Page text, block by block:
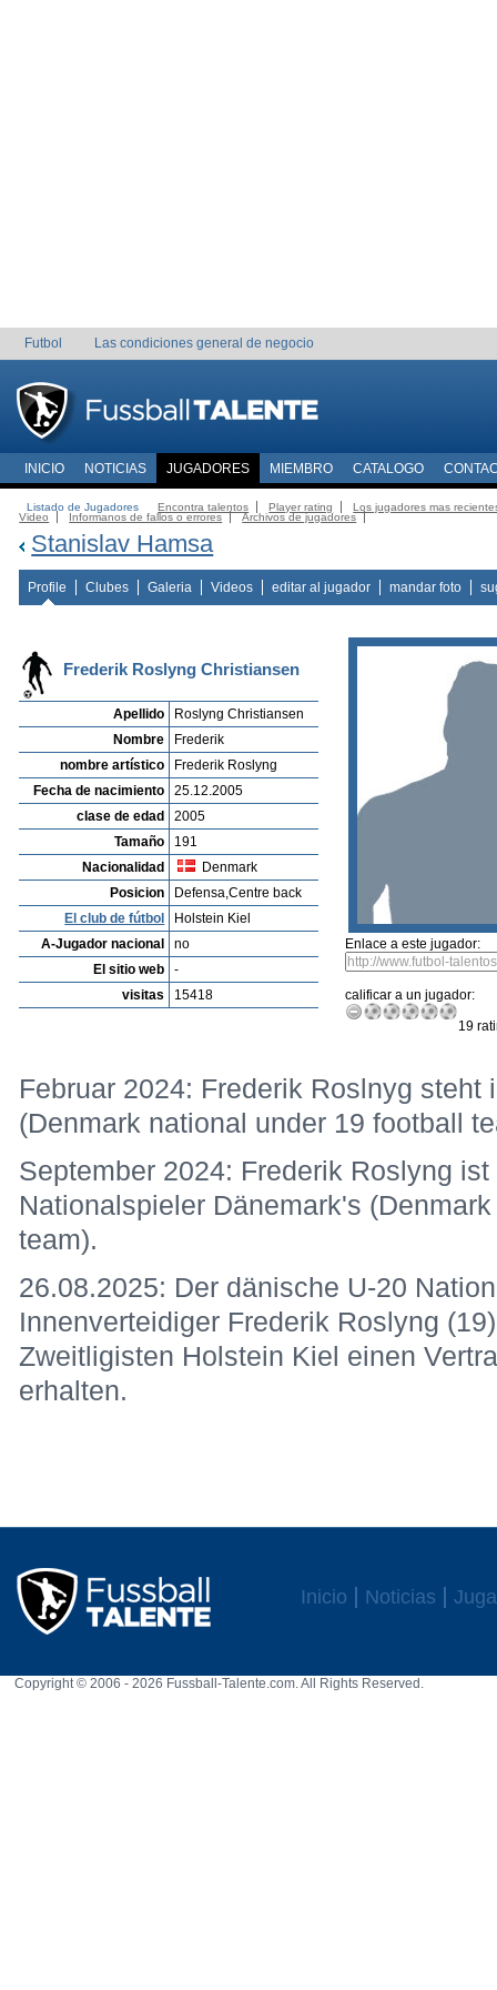
Futbol Las condiciones general de negocio
INICIO NOTICIAS JUGADORES MIEMBRO CATALOGO
Listado de Jugadores Encontra talentos Player rating
Los jugadores mas
Video
Informanos de fallos o errores Archivos de jugadores
Stanislav Hamsa
Profile Clubes Galeria Videos editar al jugador mandar foto
Frederik Roslyng Christiansen
Apellido
Roslyng Christiansen
Nombre
Frederik
nombre artístico
Frederik Roslyng
Fecha de nacimiento
25.12.2005
clase de edad
2005
Tamaño
191
Nacionalidad
Denmark
Posicion
Defensa,Centre back
El club de fútbol
Holstein Kiel
A-Jugador nacional
no
El sitio web
-
visitas
15418
Enlace a este jugador:
calificar a un jugador:
19
Februar 2024: Frederik Roslnyg steht
(Denmark national under 19 football
September 2024: Frederik Roslyng
Nationalspieler Dänemark's
team).
26.08.2025: Der dänische U-20
Innenverteidiger Frederik Roslyng
Zweitligisten Holstein Kiel einen
erhalten.
Inicio Noticias
Copyright © 2006 - 2026 Fussball-Talente.com. All Rights Reserved.